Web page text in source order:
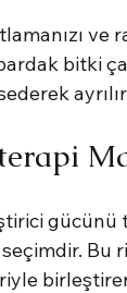
ve
bitki
gücünü
Bu